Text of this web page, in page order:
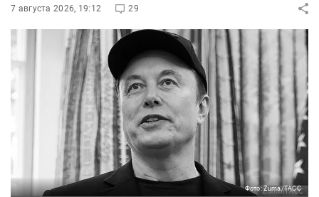
7 августа 2026, 19:12 29
Фото: Zuma/ТАСС